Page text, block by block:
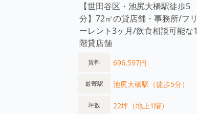
【世田谷区・池尻大橋駅徒歩5
分】72㎡の貸店舗・事務所/フリ
ーレント3ヶ月/飲食相談可能な1
階貸店舗
賃料 696,597円
最寄駅 池尻大橋駅（徒歩5分）
坪数 22坪（地上1階）